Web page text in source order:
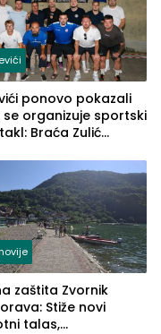
ponovo pokazali
se organizuje sportski
Braća Zulić
zaštita Zvornik
Stiže novi
talas,